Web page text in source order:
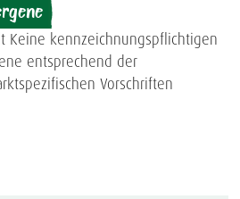
Keine kennzeichnungspflichtigen
entsprechend der
Vorschriften